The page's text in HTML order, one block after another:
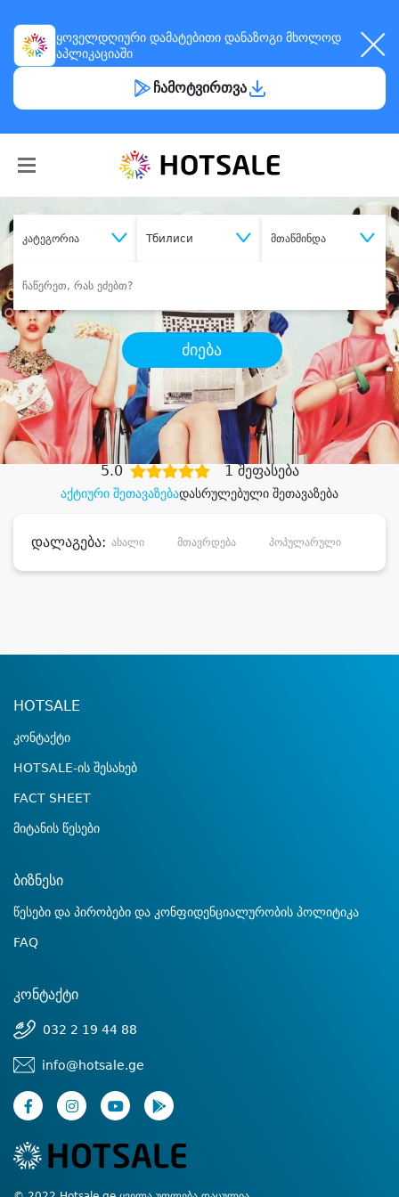
ყოველდღიური დამატებითი დანაზოგი მხოლოდ
აპლიკაციაში
ჩამოტვირთვა
კატეგორია Тбилиси მთაწმინდა
ძიება
შეიძინესასურველი მომსახურება
დიდი დანაზოგით
აქტიური შეთავაზებადასრულებული შეთავაზება
5.0 1 შეფასება
დალაგება: ახალი მთავრდება პოპულარული
HOTSALE
კონტაქტი
HOTSALE-ის შესახებ
FACT SHEET
მიტანის წესები
ბიზნესი
წესები და პირობები და კონფიდენციალურობის პოლიტიკა
FAQ
კონტაქტი
032 2 19 44 88
info@hotsale.ge